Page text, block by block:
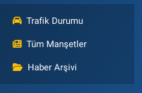
Trafik Durumu
Tüm Manşetler
Haber Arşivi